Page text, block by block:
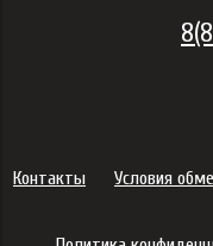
Контакты Условия